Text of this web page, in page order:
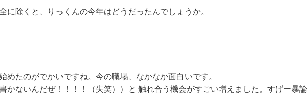
に除くと、りっくんの今年はどうだったんでしょうか。
めたのがでかいですね。今の職場、なかなか面白いです。
かないんだぜ！！！！（失笑））と 触れ合う機会がすごい増えました。すげー暴論